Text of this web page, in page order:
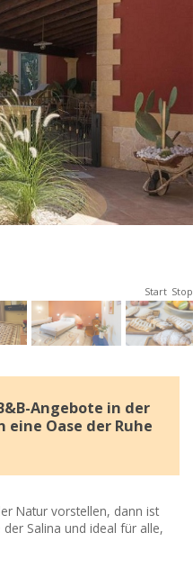
Start Stop
Angebote in der
Oase der Ruhe
Natur vorstellen, dann ist
der Salina und ideal für alle,